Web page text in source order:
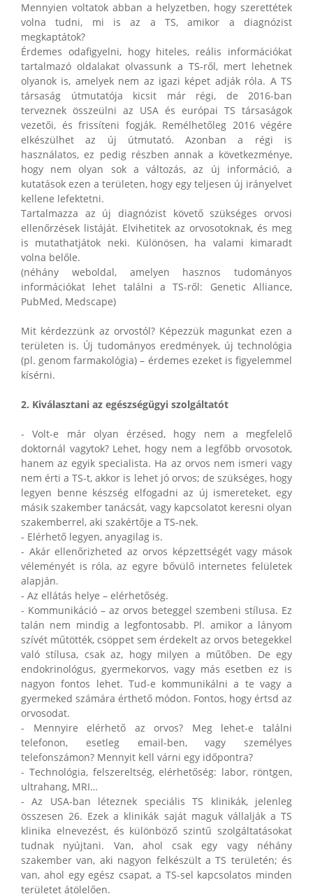
Mennyien voltatok abban a helyzetben, hogy szerettétek
volna tudni, mi is az a TS, amikor a diagnózist
megkaptátok?
Érdemes odafigyelni, hogy hiteles, reális információkat
tartalmazó oldalakat olvassunk a TS-ről, mert lehetnek
olyanok is, amelyek nem az igazi képet adják róla. A TS
társaság útmutatója kicsit már régi, de 2016-ban
terveznek összeülni az USA és európai TS társaságok
vezetői, és frissíteni fogják. Remélhetőleg 2016 végére
elkészülhet az új útmutató. Azonban a régi is
használatos, ez pedig részben annak a következménye,
hogy nem olyan sok a változás, az új információ, a
kutatások ezen a területen, hogy egy teljesen új irányelvet
kellene lefektetni.
Tartalmazza az új diagnózist követő szükséges orvosi
ellenőrzések listáját. Elvihetitek az orvosotoknak, és meg
is mutathatjátok neki. Különösen, ha valami kimaradt
volna belőle.
(néhány weboldal, amelyen hasznos tudományos
információkat lehet találni a TS-ről: Genetic Alliance,
PubMed, Medscape)
Mit kérdezzünk az orvostól? Képezzük magunkat ezen a
területen is. Új tudományos eredmények, új technológia
(pl. genom farmakológia) – érdemes ezeket is figyelemmel
kísérni.
2. Kiválasztani az egészségügyi szolgáltatót
- Volt-e már olyan érzésed, hogy nem a megfelelő
doktornál vagytok? Lehet, hogy nem a legfőbb orvosotok,
hanem az egyik specialista. Ha az orvos nem ismeri vagy
nem érti a TS-t, akkor is lehet jó orvos; de szükséges, hogy
legyen benne készség elfogadni az új ismereteket, egy
másik szakember tanácsát, vagy kapcsolatot keresni olyan
szakemberrel, aki szakértője a TS-nek.
- Elérhető legyen, anyagilag is.
- Akár ellenőrizheted az orvos képzettségét vagy mások
véleményét is róla, az egyre bővülő internetes felületek
alapján.
- Az ellátás helye – elérhetőség.
- Kommunikáció – az orvos beteggel szembeni stílusa. Ez
talán nem mindig a legfontosabb. Pl. amikor a lányom
szívét műtötték, csöppet sem érdekelt az orvos betegekkel
való stílusa, csak az, hogy milyen a műtőben. De egy
endokrinológus, gyermekorvos, vagy más esetben ez is
nagyon fontos lehet. Tud-e kommunikálni a te vagy a
gyermeked számára érthető módon. Fontos, hogy értsd az
orvosodat.
- Mennyire elérhető az orvos? Meg lehet-e találni
telefonon, esetleg email-ben, vagy személyes
telefonszámon? Mennyit kell várni egy időpontra?
- Technológia, felszereltség, elérhetőség: labor, röntgen,
ultrahang, MRI…
- Az USA-ban léteznek speciális TS klinikák, jelenleg
összesen 26. Ezek a klinikák saját maguk vállalják a TS
klinika elnevezést, és különböző szintű szolgáltatásokat
tudnak nyújtani. Van, ahol csak egy vagy néhány
szakember van, aki nagyon felkészült a TS területén; és
van, ahol egy egész csapat, a TS-sel kapcsolatos minden
területet átölelően.